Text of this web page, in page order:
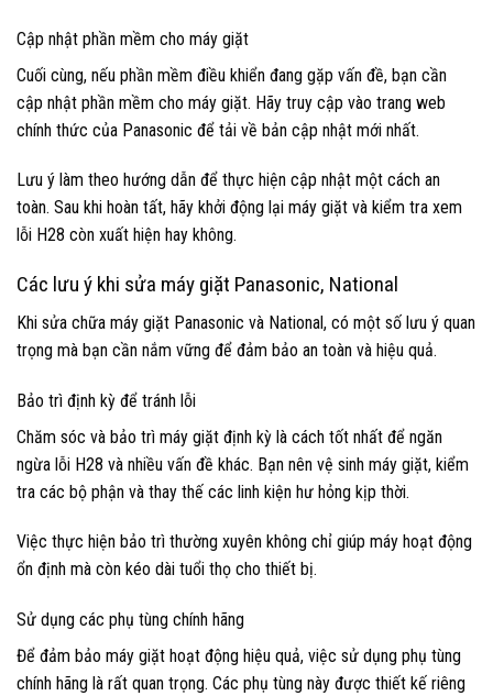
Cập nhật phần mềm cho máy giặt
Cuối cùng, nếu phần mềm điều khiển đang gặp vấn đề, bạn cần
cập nhật phần mềm cho máy giặt. Hãy truy cập vào trang web
chính thức của Panasonic để tải về bản cập nhật mới nhất.
Lưu ý làm theo hướng dẫn để thực hiện cập nhật một cách an
toàn. Sau khi hoàn tất, hãy khởi động lại máy giặt và kiểm tra xem
lỗi H28 còn xuất hiện hay không.
Các lưu ý khi sửa máy giặt Panasonic, National
Khi sửa chữa máy giặt Panasonic và National, có một số lưu ý quan
trọng mà bạn cần nắm vững để đảm bảo an toàn và hiệu quả.
Bảo trì định kỳ để tránh lỗi
Chăm sóc và bảo trì máy giặt định kỳ là cách tốt nhất để ngăn
ngừa lỗi H28 và nhiều vấn đề khác. Bạn nên vệ sinh máy giặt, kiểm
tra các bộ phận và thay thế các linh kiện hư hỏng kịp thời.
Việc thực hiện bảo trì thường xuyên không chỉ giúp máy hoạt động
ổn định mà còn kéo dài tuổi thọ cho thiết bị.
Sử dụng các phụ tùng chính hãng
Để đảm bảo máy giặt hoạt động hiệu quả, việc sử dụng phụ tùng
chính hãng là rất quan trọng. Các phụ tùng này được thiết kế riêng